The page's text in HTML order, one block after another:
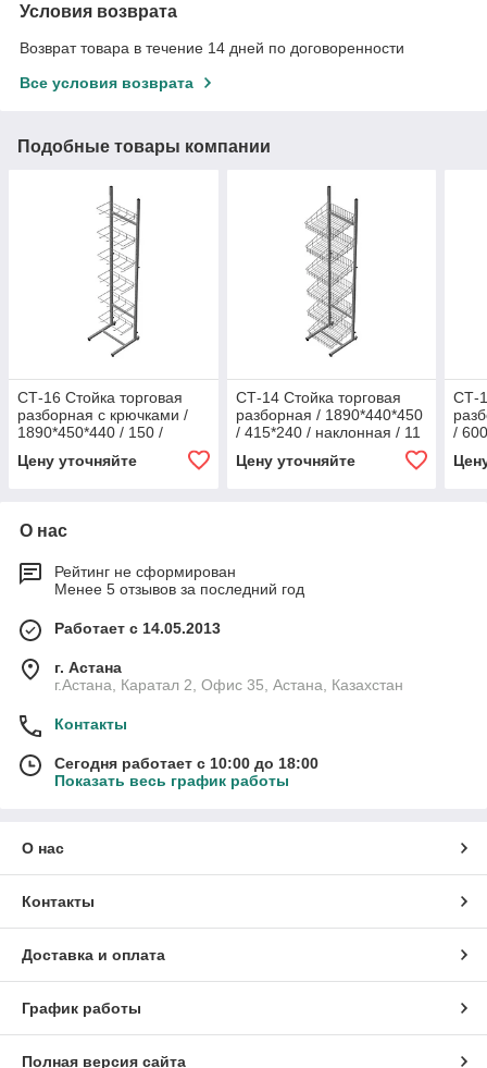
Условия возврата
Возврат товара в течение 14 дней по договоренности
Все условия возврата
Подобные товары компании
СТ-16 Стойка торговая
разборная с крючками /
1890*450*440 / 150 /
1890*450*440- 150-
Цену уточняйте
СТ-14 Стойка торговая
разборная / 1890*440*450
/ 415*240 / наклонная / 11
415*240-
Цену уточняйте
СТ-
/
О нас
Рейтинг не сформирован
Менее 5 отзывов за последний год
Работает с 14.05.2013
г. Астана
г.Астана, Каратал 2, Офис 35, Астана, Казахстан
Контакты
Сегодня работает с 10:00 до 18:00
Показать весь график работы
О нас
Контакты
Доставка и оплата
График работы
Полная версия сайта